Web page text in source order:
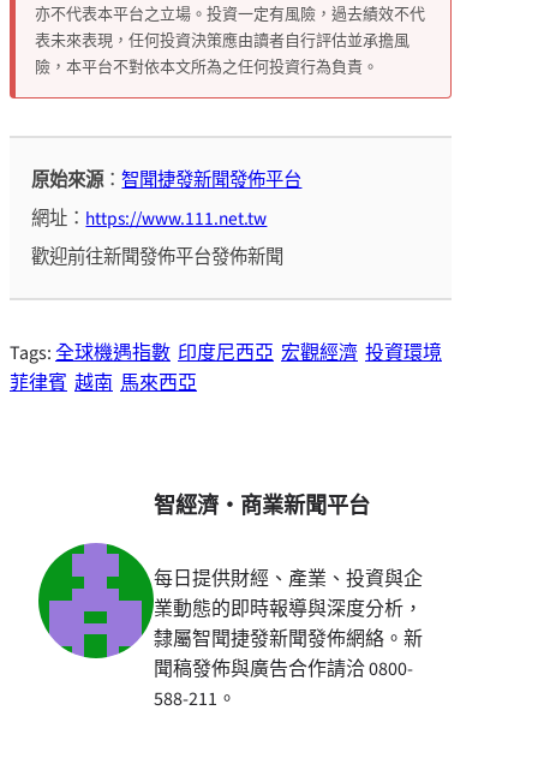
亦不代表本平台之立場。投資一定有風險，過去績效不代
表未來表現，任何投資決策應由讀者自行評估並承擔風
險，本平台不對依本文所為之任何投資行為負責。
原始來源：智聞捷發新聞發佈平台
網址： https://www.111.net.tw
歡迎前往新聞發佈平台發佈新聞
Tags:全球機遇指數 印度尼西亞 宏觀經濟 投資環境
菲律賓 越南 馬來西亞
智經濟・商業新聞平台
每日提供財經、產業、投資與企
業動態的即時報導與深度分析，
隸屬智聞捷發新聞發佈網絡。新
聞稿發佈與廣告合作請洽 0800-
588-211。